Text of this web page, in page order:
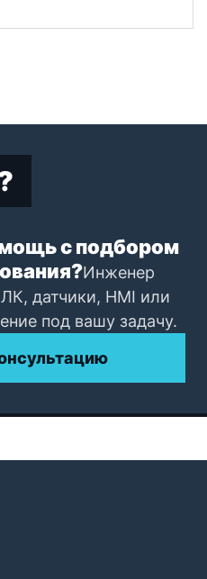
с подбором
Инженер
датчики, HMI или
под вашу задачу.